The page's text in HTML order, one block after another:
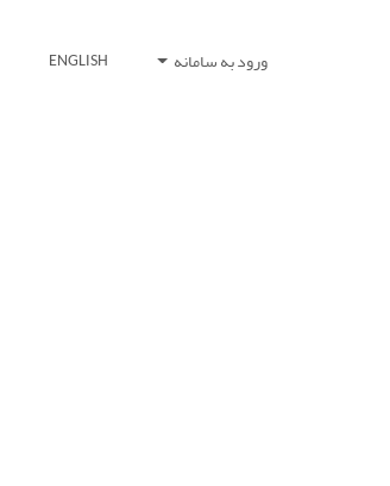
ورود به سامانه ENGLISH